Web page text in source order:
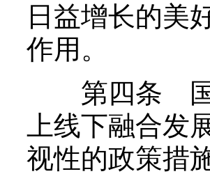
日益增长的美
作用。
第四条 国家
上线下融合发
视性的政策措